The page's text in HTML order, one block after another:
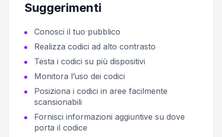
Suggerimenti
Conosci il tuo pubblico
Realizza codici ad alto contrasto
Testa i codici su più dispositivi
Monitora l’uso dei codici
Posiziona i codici in aree facilmente
scansionabili
Fornisci informazioni aggiuntive su dove
porta il codice